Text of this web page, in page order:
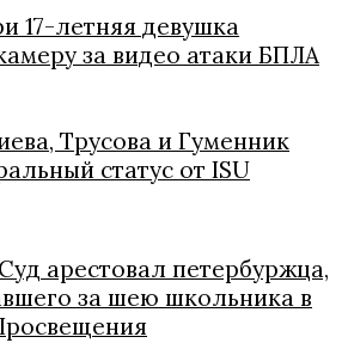
17-летняя девушка
за видео атаки БПЛА
Трусова и Гуменник
статус от ISU
арестовал петербуржца,
за шею школьника в